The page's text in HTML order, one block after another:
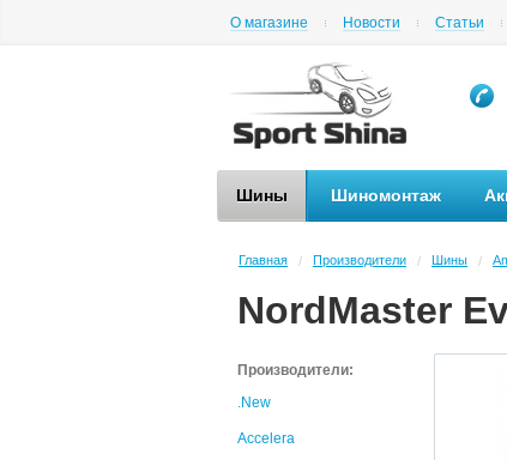
О магазине Новости Статьи
Шины Шиномонтаж
Главная / Производители / Шины /
NordMaster
Производители:
.New
Accelera